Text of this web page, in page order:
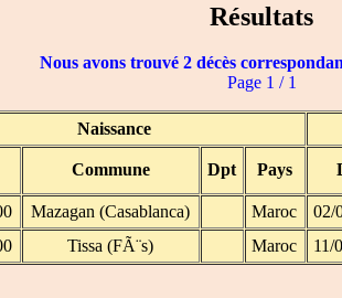
Résultats
Nous avons trouvé 2 décès
Page 1 / 1
Naissance
Commune Dpt Pays
Mazagan (Casablanca) Maroc 02/
Tissa (FÃ¨s) Maroc 11/